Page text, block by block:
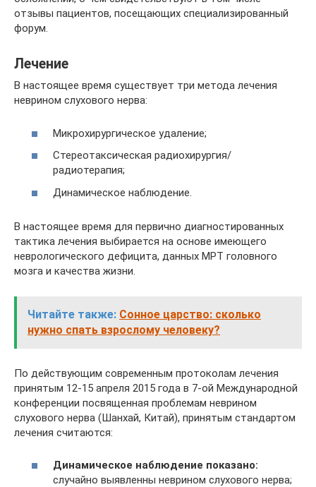
отзывы пациентов, посещающих специализированный
форум.
Лечение
В настоящее время существует три метода лечения
неврином слухового нерва:
Микрохирургическое удаление;
Стереотаксическая радиохирургия/
радиотерапия;
Динамическое наблюдение.
В настоящее время для первично диагностированных
тактика лечения выбирается на основе имеющего
неврологического дефицита, данных МРТ головного
мозга и качества жизни.
Читайте также: Сонное царство: сколько
нужно спать взрослому человеку?
По действующим современным протоколам лечения
принятым 12-15 апреля 2015 года в 7-ой Международной
конференции посвященная проблемам неврином
слухового нерва (Шанхай, Китай), принятым стандартом
лечения считаются:
Динамическое наблюдение показано:
случайно выявленны неврином слухового нерва;